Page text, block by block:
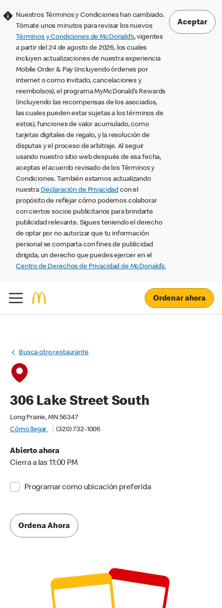
Nuestros Términos y Condiciones han cambiado.
Tómate unos minutos para revisar los nuevos
Términos y Condiciones de McDonald’s, vigentes
a partir del 24 de agosto de 2026, los cuales
incluyen actualizaciones de nuestra experiencia
Mobile Order & Pay (incluyendo órdenes por
internet o como invitado, cancelaciones y
reembolsos), el programa MyMcDonald’s Rewards
(incluyendo las recompensas de los asociados,
las cuales pueden estar sujetas a los términos de
estos), funciones de valor acumulado, como
tarjetas digitales de regalo, y la resolución de
disputas y el proceso de arbitraje. Al seguir
usando nuestro sitio web después de esa fecha,
aceptas el acuerdo revisado de los Términos y
Condiciones. También estamos actualizando
nuestra Declaración de Privacidad con el
propósito de reflejar cómo podemos colaborar
con ciertos socios publicitarios para brindarte
publicidad relevante. Sigues teniendo el derecho
de optar por no autorizar que tu información
personal se comparta con fines de publicidad
dirigida, un derecho que puedes ejercer en el
Centro de Derechos de Privacidad de McDonald’s.
Aceptar
Ordenar ahora
Busca otro restaurante
306 Lake Street South
Long Prairie, MN 56347
Cómo llegar
(320) 732-1006
Abierto ahora
Cierra a las 11:00 PM
Programar como ubicación preferida
Ordena Ahora